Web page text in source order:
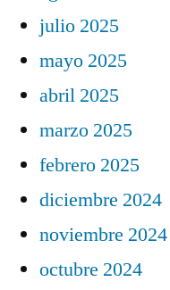
julio 2025
mayo 2025
abril 2025
marzo 2025
febrero 2025
diciembre 2024
noviembre 2024
octubre 2024